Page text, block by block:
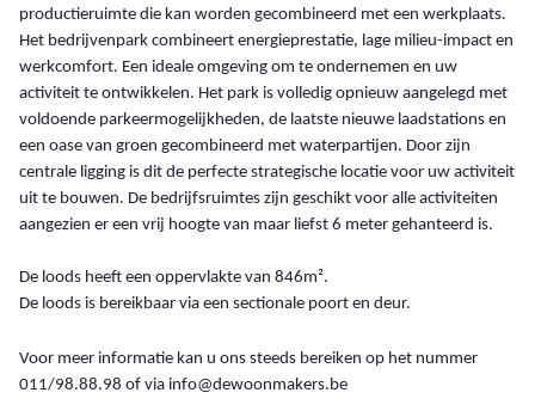
productieruimte die kan worden gecombineerd met een werkplaats.
Het bedrijvenpark combineert energieprestatie, lage milieu-impact en
werkcomfort. Een ideale omgeving om te ondernemen en uw
activiteit te ontwikkelen. Het park is volledig opnieuw aangelegd met
voldoende parkeermogelijkheden, de laatste nieuwe laadstations en
een oase van groen gecombineerd met waterpartijen. Door zijn
centrale ligging is dit de perfecte strategische locatie voor uw activiteit
uit te bouwen. De bedrijfsruimtes zijn geschikt voor alle activiteiten
aangezien er een vrij hoogte van maar liefst 6 meter gehanteerd is.
De loods heeft een oppervlakte van 846m².
De loods is bereikbaar via een sectionale poort en deur.
Voor meer informatie kan u ons steeds bereiken op het nummer
011/98.88.98 of via info@dewoonmakers.be